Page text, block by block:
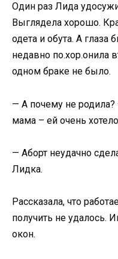
Один раз Лида
Выглядела хорошо.
одета и обута. А
недавно по.хор.онила
одном браке не было.
— А почему не
мама – ей очень
— Аборт неудачно
Лидка.
Рассказала, что
получить не удалось.
окон.